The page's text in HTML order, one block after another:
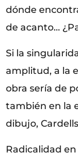
dónde
de acanto…
Si la
amplitud, a la
obra sería de
también en la
dibujo,
Radicalidad